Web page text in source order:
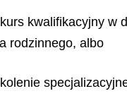
kwalifikacyjny w
rodzinnego, albo